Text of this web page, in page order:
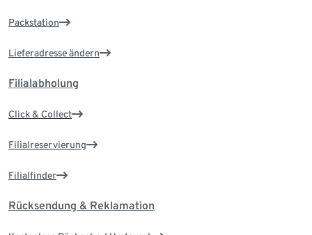
Packstation
Lieferadresse ändern
Filialabholung
Click & Collect
Filialreservierung
Filialfinder
Rücksendung & Reklamation